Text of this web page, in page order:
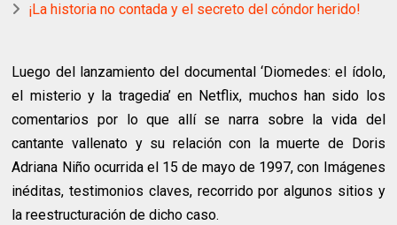
¡La historia no contada y el secreto del cóndor herido!
Luego del lanzamiento del documental ‘Diomedes: el ídolo,
el misterio y la tragedia’ en Netflix, muchos han sido los
comentarios por lo que allí se narra sobre la vida del
cantante vallenato y su relación con la muerte de Doris
Adriana Niño ocurrida el 15 de mayo de 1997, con Imágenes
inéditas, testimonios claves, recorrido por algunos sitios y
la reestructuración de dicho caso.